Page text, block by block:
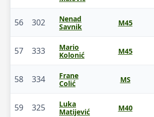
56 302
Nenad
Savnik
M45
57 333
Mario
Kolonić
M45
58 334
Frane
Colić
MS
59 325
Luka
Matijević
M40